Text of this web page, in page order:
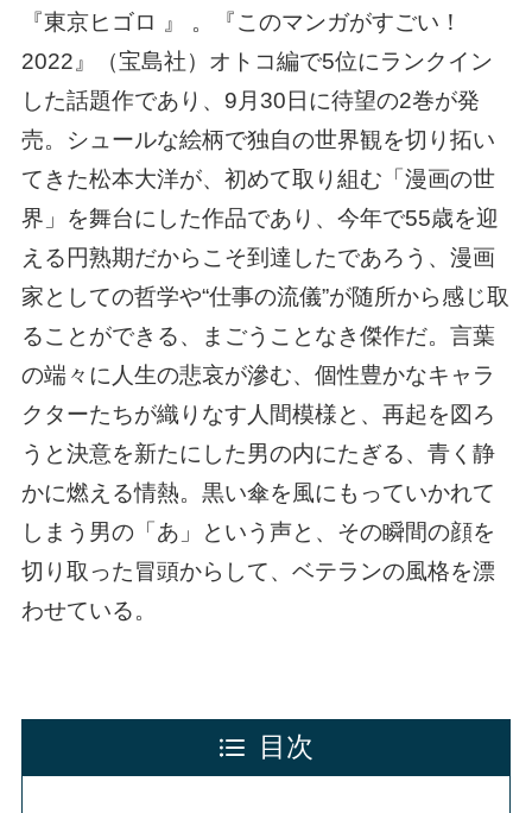
『東京ヒゴロ 』 。『このマンガがすごい！
2022』（宝島社）オトコ編で5位にランクイン
した話題作であり、9月30日に待望の2巻が発
売。シュールな絵柄で独自の世界観を切り拓い
てきた松本大洋が、初めて取り組む「漫画の世
界」を舞台にした作品であり、今年で55歳を迎
える円熟期だからこそ到達したであろう、漫画
家としての哲学や“仕事の流儀”が随所から感じ取
ることができる、まごうことなき傑作だ。言葉
の端々に人生の悲哀が滲む、個性豊かなキャラ
クターたちが織りなす人間模様と、再起を図ろ
うと決意を新たにした男の内にたぎる、青く静
かに燃える情熱。黒い傘を風にもっていかれて
しまう男の「あ」という声と、その瞬間の顔を
切り取った冒頭からして、ベテランの風格を漂
わせている。
目次